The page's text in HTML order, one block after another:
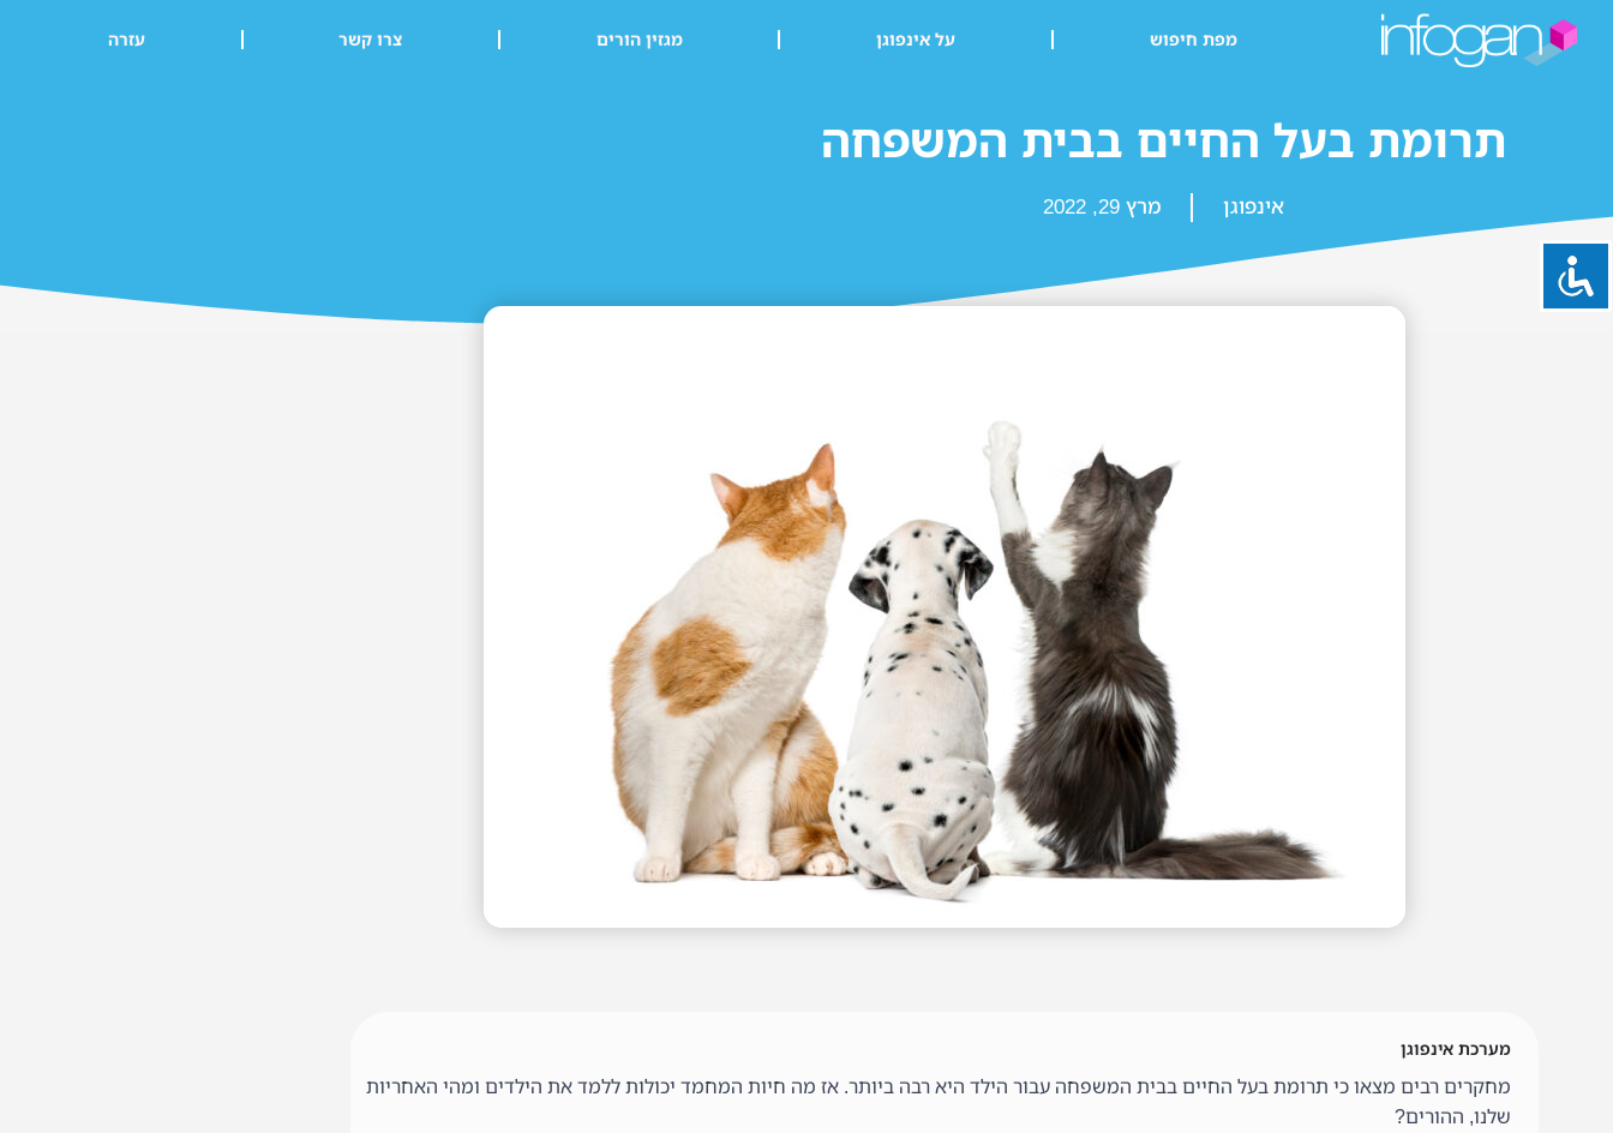
מפת חיפוש על אינפוגן מגזין הורים צרו קשר עזרה
תרומת בעל החיים בבית המשפחה
אינפוגן מרץ 29, 2022
מערכת אינפוגן
מחקרים רבים מצאו כי תרומת בעל החיים בבית המשפחה עבור הילד היא רבה ביותר. אז מה חיות המחמד יכולות ללמד את הילדים ומהי האחריות
שלנו, ההורים?